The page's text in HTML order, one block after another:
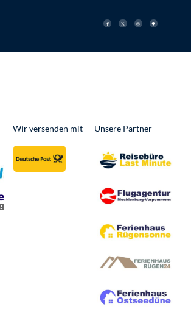
c
e
t
w
s
t
p
-
Wir versenden mit Unsere Partner